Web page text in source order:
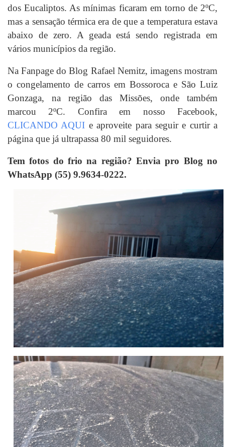
dos Eucaliptos. As mínimas ficaram em torno de 2ºC,
mas a sensação térmica era de que a temperatura estava
abaixo de zero. A geada está sendo registrada em
vários municípios da região.
Na Fanpage do Blog Rafael Nemitz, imagens mostram
o congelamento de carros em Bossoroca e São Luiz
Gonzaga, na região das Missões, onde também
marcou 2ºC. Confira em nosso Facebook,
CLICANDO AQUI e aproveite para seguir e curtir a
página que já ultrapassa 80 mil seguidores.
Tem fotos do frio na região? Envia pro Blog no
WhatsApp (55) 9.9634-0222.